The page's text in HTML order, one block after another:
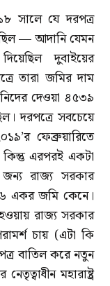
সালে যে দরপত্র
— আদানি যেমন
দুবাইয়ের
তারা জমির দাম
দেওয়া ৪৫৩৯
দরপত্রে সবচেয়ে
ফেব্রুয়ারিতে
কিন্তু এরপরই একটা
রাজ্য সরকার
একর জমি কেনে।
রাজ্য সরকার
চায় (এটা কি
বাতিল করে নতুন
মহারাষ্ট্র